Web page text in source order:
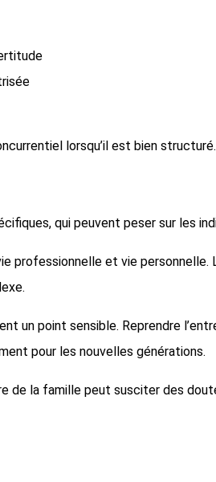
lorsqu’il est bien structuré.
qui peuvent peser sur les
et vie personnelle.
un point sensible. Reprendre
pour les nouvelles générations.
de la famille peut susciter des